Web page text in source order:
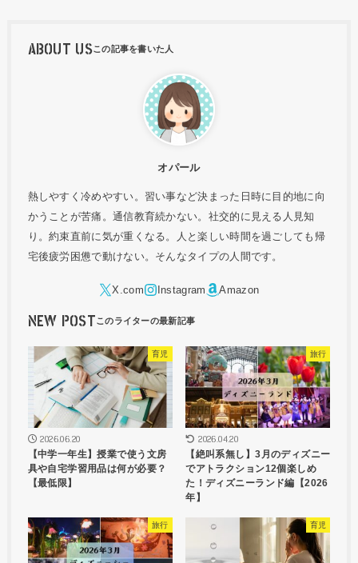
ABOUT US
オパール
熱しやすく冷めやすい。習い事など決まった日時に目的地に向
かうことが苦痛。通信教育続かない。社交的に見える人見知
り。約束直前に気が重くなる。人と楽しい時間を過ごしても帰
宅後疲労困憊で動けない。そんなタイプの人間です。
NEW POST
育児
2026.06.20
【中学一年生】授業で使う文房
具や自宅学習用品は何が必要？
【最低限】
旅行
2026.04.20
【絶叫系無し】3月のディズニー
でアトラクション12個楽しめ
た！ディズニーランド編【2026
年】
旅行 育児